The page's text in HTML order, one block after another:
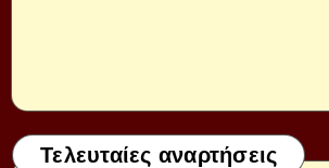
Τελευταίες αναρτήσεις